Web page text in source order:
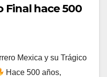
Final hace 500
Mexica y su Trágico
Hace 500 años,